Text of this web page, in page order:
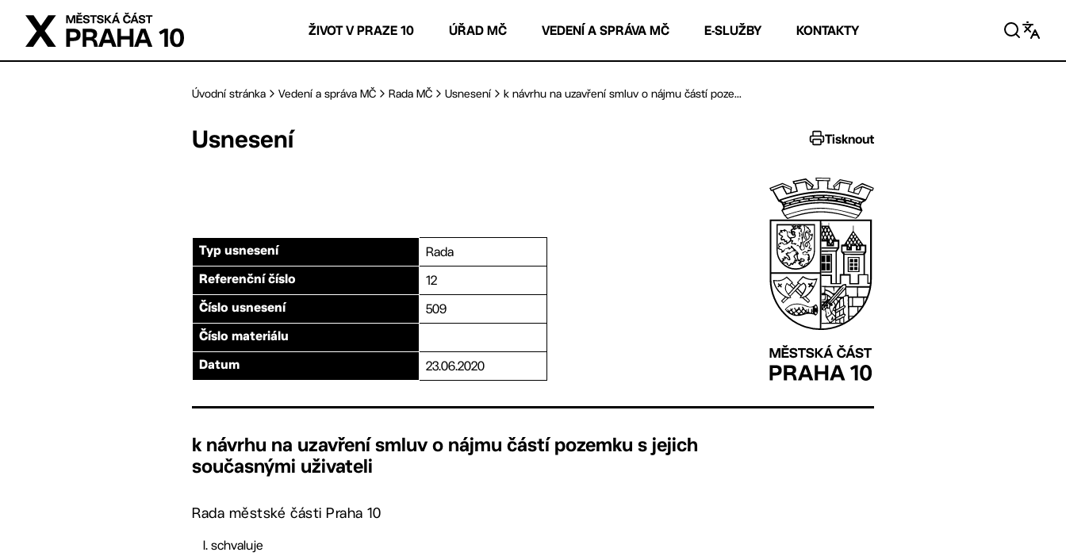
Přejít na hlavní obsah
ŽIVOT V PRAZE 10 ÚŘAD MČ VEDENÍ A SPRÁVA MČ E-SLUŽBY KONTAKTY
Úvodní stránka Vedení a správa MČ Rada MČ Usnesení k návrhu na uzavření smluv o nájmu částí poze...
Usnesení Tisknout
Typ usnesení Rada
Referenční číslo 12
Číslo usnesení 509
Číslo materiálu
Datum 23.06.2020
k návrhu na uzavření smluv o nájmu částí pozemku s jejich
současnými uživateli
Rada městské části Praha 10
schvaluje